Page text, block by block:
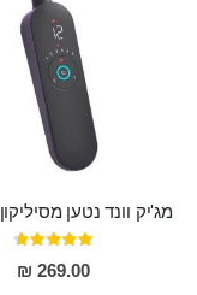
דירוג:
93%
269.00 ₪